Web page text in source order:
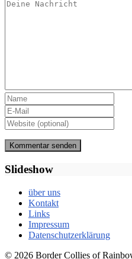
Slideshow
über uns
Kontakt
Links
Impressum
Datenschutzerklärung
© 2026 Border Collies of